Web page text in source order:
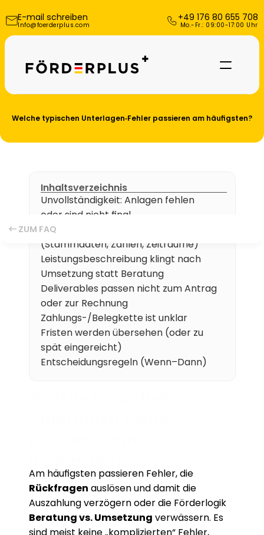
E-mail schreiben
Info@foerderplus.com
+49 176 80 655 708
Mo.-Fr.: 09:00-17:00 Uhr
Über uns
Karriere
Wissen
Mehr erfahren
Welche typischen Unterlagen‑Fehler passieren am häufigsten?
Inhaltsverzeichnis
Unvollständigkeit: Anlagen fehlen
oder sind nicht final
Inkonsistente Angaben
(Stammdaten, Zahlen, Zeiträume)
Leistungsbeschreibung klingt nach
Umsetzung statt Beratung
Deliverables passen nicht zum Antrag
oder zur Rechnung
Zahlungs-/Belegkette ist unklar
Fristen werden übersehen (oder zu
spät eingereicht)
Entscheidungsregeln (Wenn–Dann)
Am häufigsten passieren Fehler, die
Rückfragen auslösen und damit die
Auszahlung verzögern oder die Förderlogik
Beratung vs. Umsetzung verwässern. Es
ZUM FAQ